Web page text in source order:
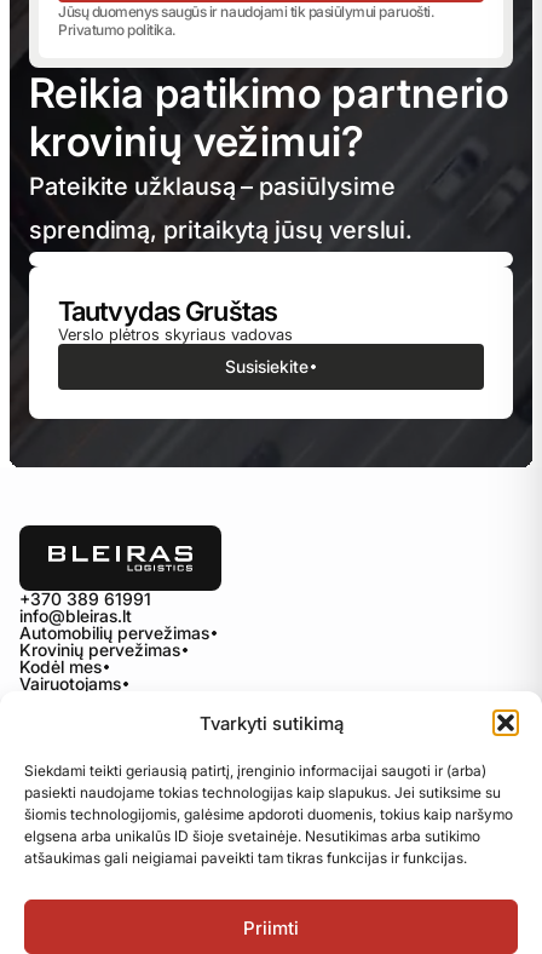
Tvarkyti sutikimą
Siekdami teikti geriausią patirtį, įrenginio informacijai saugoti ir (arba)
pasiekti naudojame tokias technologijas kaip slapukus. Jei sutiksime su
šiomis technologijomis, galėsime apdoroti duomenis, tokius kaip naršymo
elgsena arba unikalūs ID šioje svetainėje. Nesutikimas arba sutikimo
atšaukimas gali neigiamai paveikti tam tikras funkcijas ir funkcijas.
Priimti
Jūsų duomenys saugūs ir naudojami tik pasiūlymui paruošti.
Privatumo politika.
Reikia patikimo partnerio
krovinių vežimui?
Pateikite užklausą – pasiūlysime
sprendimą, pritaikytą jūsų verslui.
Tautvydas Gruštas
Verslo plėtros skyriaus vadovas
Susisiekite
+370 389 61991
info@bleiras.lt
Automobilių pervežimas
Krovinių pervežimas
Kodėl mes
Vairuotojams
Privatumo politika
Slapukų politika
Kokybės politika
Tvarumo ataskaita
DSS politika